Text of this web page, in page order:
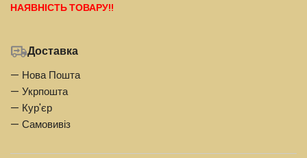
НАЯВНІСТЬ ТОВАРУ!!
Доставка
— Нова Пошта
— Укрпошта
— Кур'єр
— Самовивіз